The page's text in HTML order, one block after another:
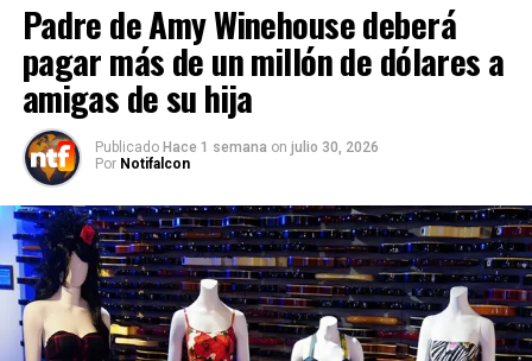
Padre de Amy Winehouse deberá
pagar más de un millón de dólares a
amigas de su hija
Publicado Hace 1 semana on julio 30, 2026
Por Notifalcon